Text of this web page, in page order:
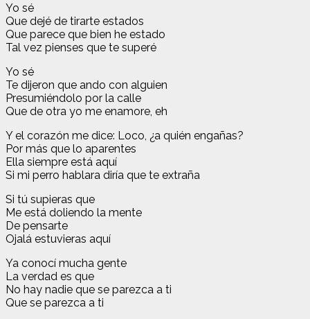
Yo sé
Que dejé de tirarte estados
Que parece que bien he estado
Tal vez pienses que te superé
Yo sé
Te dijeron que ando con alguien
Presumiéndolo por la calle
Que de otra yo me enamore, eh
Y el corazón me dice: Loco, ¿a quién engañas?
Por más que lo aparentes
Ella siempre está aquí
Si mi perro hablara diría que te extraña
Si tú supieras que
Me está doliendo la mente
De pensarte
Ojalá estuvieras aquí
Ya conocí mucha gente
La verdad es que
No hay nadie que se parezca a ti
Que se parezca a ti